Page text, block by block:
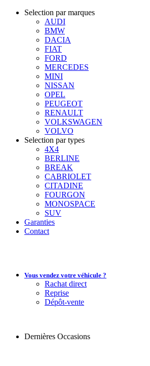
Selection par marques
AUDI
BMW
DACIA
FIAT
FORD
MERCEDES
MINI
NISSAN
OPEL
PEUGEOT
RENAULT
VOLKSWAGEN
VOLVO
Selection par types
4X4
BERLINE
BREAK
CABRIOLET
CITADINE
FOURGON
MONOSPACE
SUV
Garanties
Contact
Vous vendez votre véhicule ?
Rachat direct
Reprise
Dépôt-vente
Dernières Occasions